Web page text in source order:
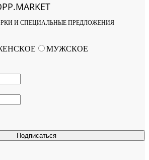
И СПЕЦИАЛЬНЫЕ ПРЕДЛОЖЕНИЯ
Подписаться
МУЖСКОЕ